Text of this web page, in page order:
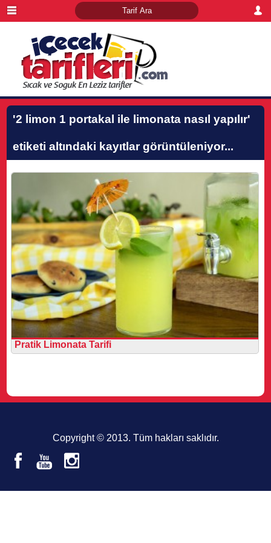
'2 limon 1 portakal ile limonata nasıl yapılır'
etiketi altındaki kayıtlar görüntüleniyor...
Pratik Limonata Tarifi
Copyright © 2013. Tüm hakları saklıdır.